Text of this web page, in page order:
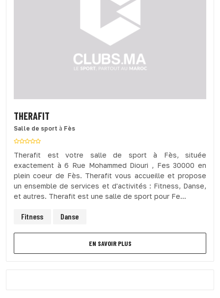
THERAFIT
Salle de sport à Fès
Therafit est votre salle de sport à Fès, située
exactement à 6 Rue Mohammed Diouri , Fes 30000 en
plein coeur de Fès. Therafit vous accueille et propose
un ensemble de services et d'activités : Fitness, Danse,
et autres. Therafit est une salle de sport pour Fe...
Fitness Danse
EN SAVOIR PLUS